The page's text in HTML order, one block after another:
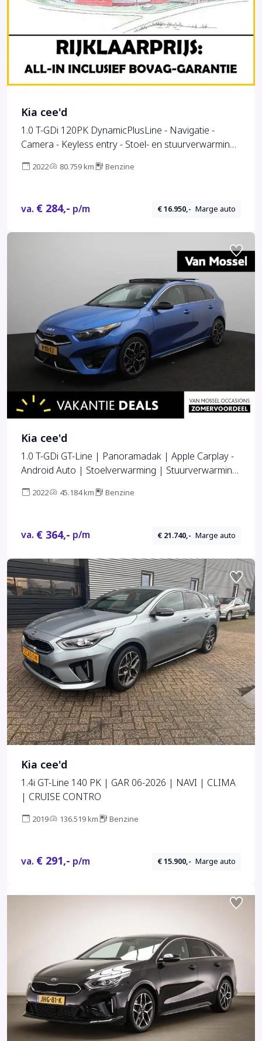
Kia cee'd
1.0 T-GDi 120PK DynamicPlusLine - Navigatie -
Camera - Keyless entry - Stoel- en stuurverwarming -
Fabrieksgarantie tot 03-2029
2022 80.759 km Benzine
va. € 284,- p/m € 16.950,- Marge auto
Kia cee'd
1.0 T-GDi GT-Line | Panoramadak | Apple Carplay -
Android Auto | Stoelverwarming | Stuurverwarming
2022 45.184 km Benzine
va. € 364,- p/m € 21.740,- Marge auto
Kia cee'd
1.4i GT-Line 140 PK | GAR 06-2026 | NAVI | CLIMA
| CRUISE CONTRO
2019 136.519 km Benzine
va. € 291,- p/m € 15.900,- Marge auto